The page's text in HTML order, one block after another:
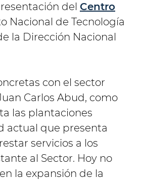
del Centro
Nacional de Tecnología
la Dirección Nacional
con el sector
Carlos Abud, como
las plantaciones
actual que presenta
servicios a los
al Sector. Hoy no
la expansión de la